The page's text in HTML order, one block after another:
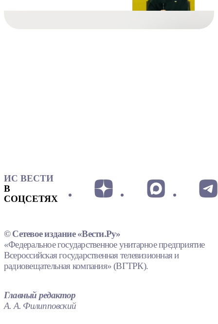
ИС ВЕСТИ
В
СОЦСЕТЯХ
© Сетевое издание «Вести.Ру»
«Федеральное государственное унитарное предприятие
Всероссийская государственная телевизионная и
радиовещательная компания» (ВГТРК).
Главный редактор
А. А. Филипповский